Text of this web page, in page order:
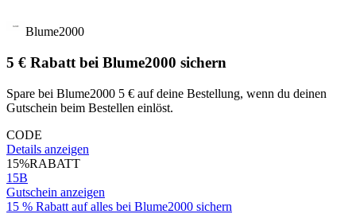
Blume2000
5 € Rabatt bei Blume2000 sichern
Spare bei Blume2000 5 € auf deine Bestellung, wenn du deinen
Gutschein beim Bestellen einlöst.
CODE
Details anzeigen
15%RABATT
15B
Gutschein anzeigen
15 % Rabatt auf alles bei Blume2000 sichern